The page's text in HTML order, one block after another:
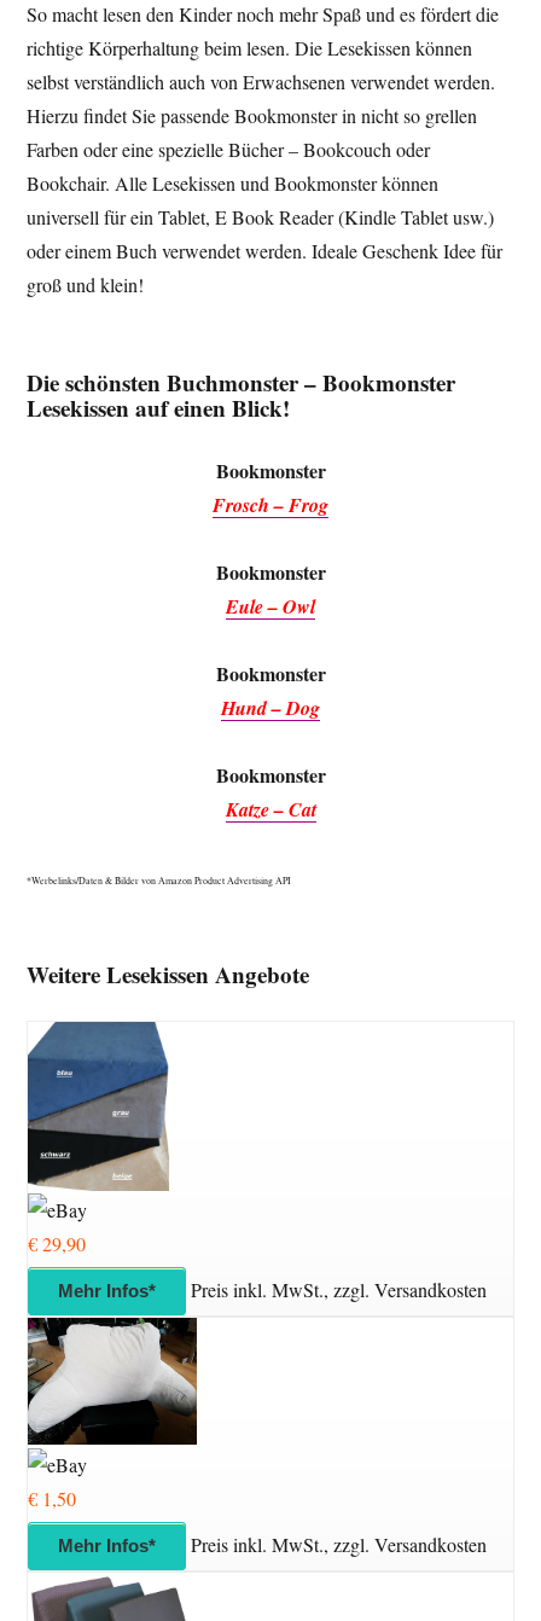
So macht lesen den Kinder noch mehr Spaß und es fördert die
richtige Körperhaltung beim lesen. Die Lesekissen können
selbst verständlich auch von Erwachsenen verwendet werden.
Hierzu findet Sie passende Bookmonster in nicht so grellen
Farben oder eine spezielle Bücher – Bookcouch oder
Bookchair. Alle Lesekissen und Bookmonster können
universell für ein Tablet, E Book Reader (Kindle Tablet usw.)
oder einem Buch verwendet werden. Ideale Geschenk Idee für
groß und klein!
Die schönsten Buchmonster – Bookmonster
Lesekissen auf einen Blick!
Bookmonster
Frosch – Frog
Bookmonster
Eule – Owl
Bookmonster
Hund – Dog
Bookmonster
Katze – Cat
*Werbelinks/Daten & Bilder von Amazon Product Advertising API
Weitere Lesekissen Angebote
€ 29,90
Mehr Infos* Preis inkl. MwSt., zzgl. Versandkosten
€ 1,50
Mehr Infos* Preis inkl. MwSt., zzgl. Versandkosten